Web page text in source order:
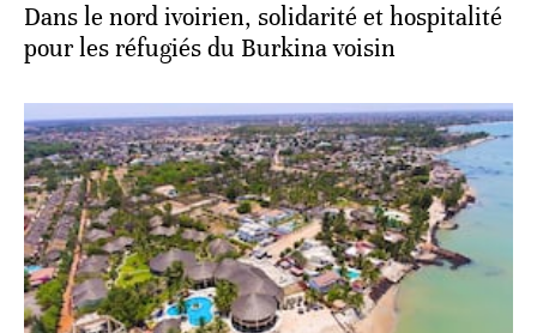
Dans le nord ivoirien, solidarité et hospitalité
pour les réfugiés du Burkina voisin